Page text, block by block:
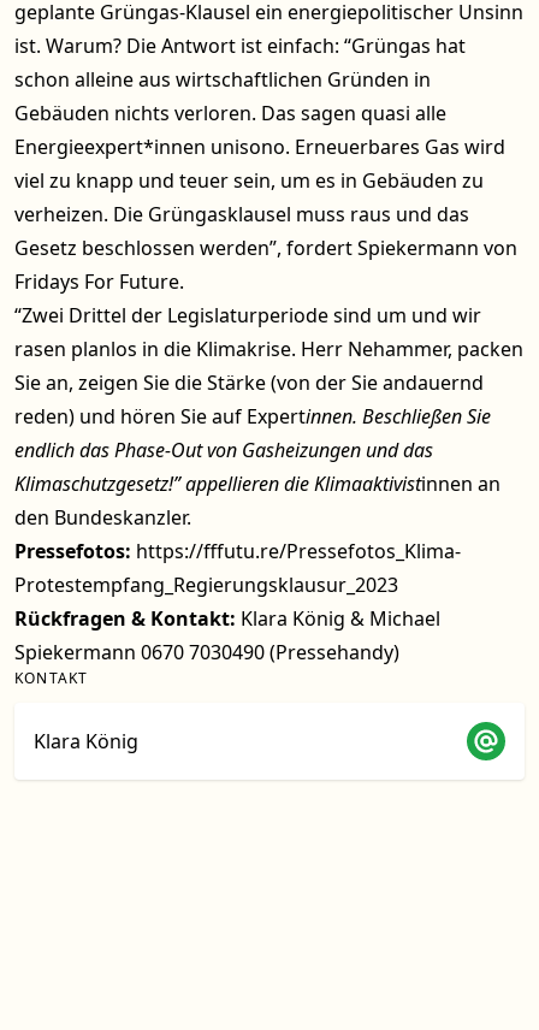
geplante Grüngas-Klausel ein energiepolitischer Unsinn
ist. Warum? Die Antwort ist einfach: “Grüngas hat
schon alleine aus wirtschaftlichen Gründen in
Gebäuden nichts verloren. Das sagen quasi alle
Energieexpert*innen unisono. Erneuerbares Gas wird
viel zu knapp und teuer sein, um es in Gebäuden zu
verheizen. Die Grüngasklausel muss raus und das
Gesetz beschlossen werden”, fordert Spiekermann von
Fridays For Future.
“Zwei Drittel der Legislaturperiode sind um und wir
rasen planlos in die Klimakrise. Herr Nehammer, packen
Sie an, zeigen Sie die Stärke (von der Sie andauernd
reden) und hören Sie auf Expertinnen. Beschließen Sie
endlich das Phase-Out von Gasheizungen und das
Klimaschutzgesetz!” appellieren die Klimaaktivistinnen an
den Bundeskanzler.
Pressefotos: https://fffutu.re/Pressefotos_Klima-
Protestempfang_Regierungsklausur_2023
Rückfragen & Kontakt: Klara König & Michael
Spiekermann 0670 7030490 (Pressehandy)
KONTAKT
Klara König